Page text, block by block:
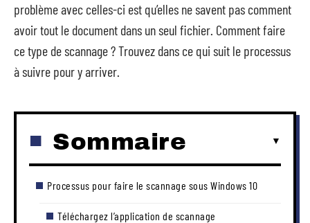
problème avec celles-ci est qu’elles ne savent pas comment
avoir tout le document dans un seul fichier. Comment faire
ce type de scannage ? Trouvez dans ce qui suit le processus
à suivre pour y arriver.
Sommaire
Processus pour faire le scannage sous Windows 10
Téléchargez l’application de scannage